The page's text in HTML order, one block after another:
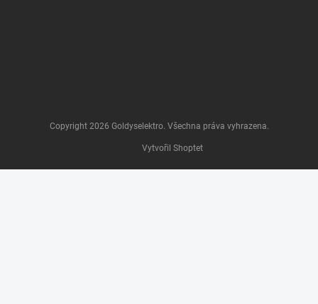
Vytvořil Shoptet
Copyright 2026 Goldyselektro. Všechna práva vyhrazena.